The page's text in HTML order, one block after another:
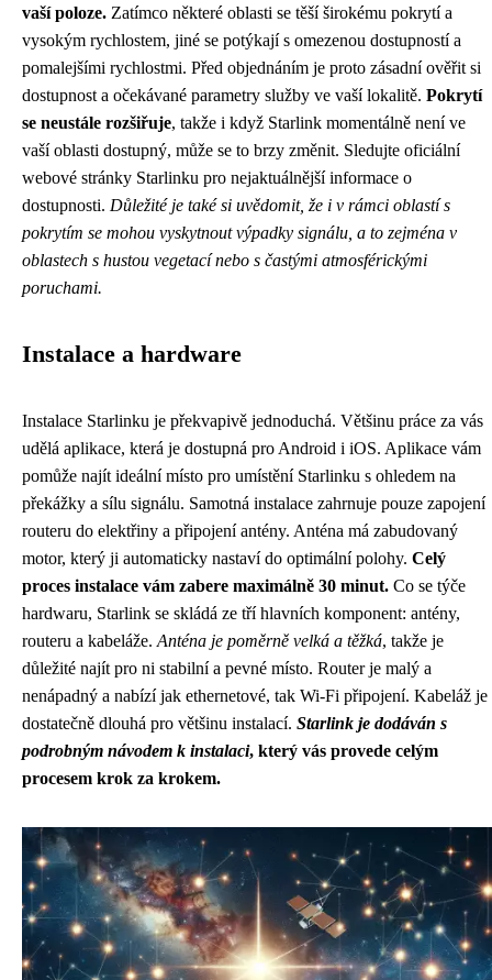
vaší poloze. Zatímco některé oblasti se těší širokému pokrytí a
vysokým rychlostem, jiné se potýkají s omezenou dostupností a
pomalejšími rychlostmi. Před objednáním je proto zásadní ověřit si
dostupnost a očekávané parametry služby ve vaší lokalitě. Pokrytí
se neustále rozšiřuje, takže i když Starlink momentálně není ve
vaší oblasti dostupný, může se to brzy změnit. Sledujte oficiální
webové stránky Starlinku pro nejaktuálnější informace o
dostupnosti. Důležité je také si uvědomit, že i v rámci oblastí s
pokrytím se mohou vyskytnout výpadky signálu, a to zejména v
oblastech s hustou vegetací nebo s častými atmosférickými
poruchami.
Instalace a hardware
Instalace Starlinku je překvapivě jednoduchá. Většinu práce za vás
udělá aplikace, která je dostupná pro Android i iOS. Aplikace vám
pomůže najít ideální místo pro umístění Starlinku s ohledem na
překážky a sílu signálu. Samotná instalace zahrnuje pouze zapojení
routeru do elektřiny a připojení antény. Anténa má zabudovaný
motor, který ji automaticky nastaví do optimální polohy. Celý
proces instalace vám zabere maximálně 30 minut. Co se týče
hardwaru, Starlink se skládá ze tří hlavních komponent: antény,
routeru a kabeláže. Anténa je poměrně velká a těžká, takže je
důležité najít pro ni stabilní a pevné místo. Router je malý a
nenápadný a nabízí jak ethernetové, tak Wi-Fi připojení. Kabeláž je
dostatečně dlouhá pro většinu instalací. Starlink je dodáván s
podrobným návodem k instalaci, který vás provede celým
procesem krok za krokem.